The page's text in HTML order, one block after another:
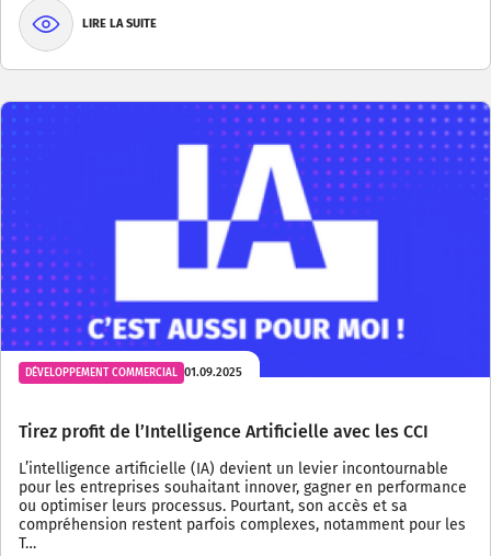
LIRE LA SUITE
DÉVELOPPEMENT COMMERCIAL 01.09.2025
Tirez profit de l’Intelligence Artificielle avec les CCI
L’intelligence artificielle (IA) devient un levier incontournable
pour les entreprises souhaitant innover, gagner en performance
ou optimiser leurs processus. Pourtant, son accès et sa
compréhension restent parfois complexes, notamment pour les
T…